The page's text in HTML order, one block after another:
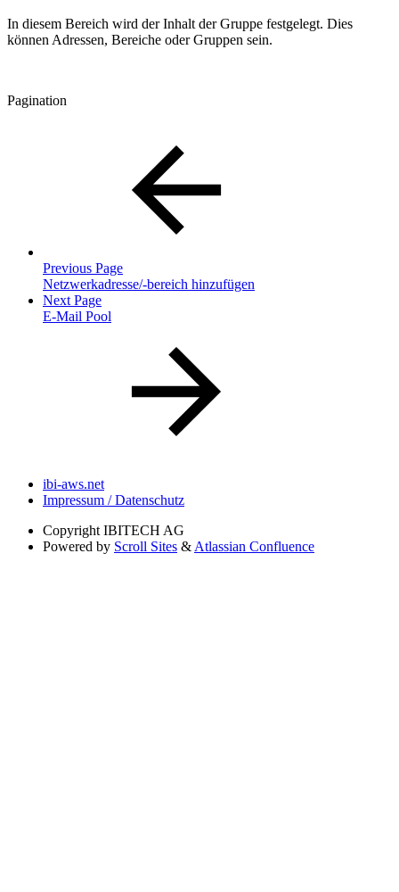
In diesem Bereich wird der Inhalt der Gruppe festgelegt. Dies
können Adressen, Bereiche oder Gruppen sein.
Pagination
Previous Page
Netzwerkadresse/-bereich hinzufügen
Next Page
E-Mail Pool
ibi-aws.net
Impressum / Datenschutz
Copyright IBITECH AG
Powered by Scroll Sites &Atlassian Confluence